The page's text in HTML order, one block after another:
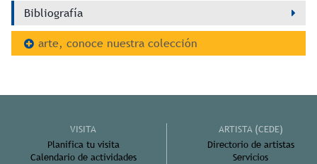
Bibliografía
arte, conoce nuestra colección
VISITA
Planifica tu visita
Calendario de actividades
ARTISTA (CEDE)
Directorio de artistas
Servicios